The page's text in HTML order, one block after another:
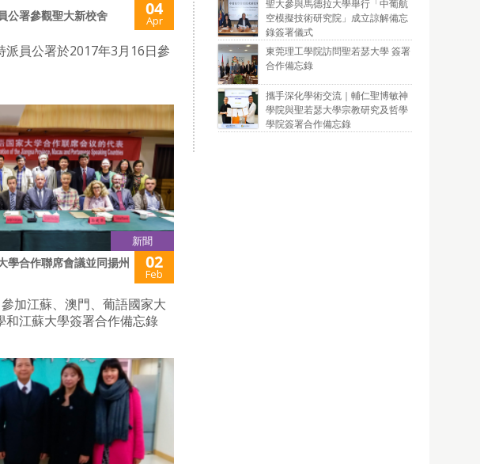
公署參觀聖大新校舍 04
Apr
員公署於2017年3月16日參
新聞
學合作聯席會議並同揚州
02
Feb
加江蘇、澳門、葡語國家大
江蘇大學簽署合作備忘錄
聖大參與馬德拉大學舉行「中葡航
空模擬技術研究院」成立諒解備忘
錄簽署儀式
東莞理工學院訪問聖若瑟大學 簽署
合作備忘錄
攜手深化學術交流｜輔仁聖博敏神
學院與聖若瑟大學宗教研究及哲學
學院簽署合作備忘錄